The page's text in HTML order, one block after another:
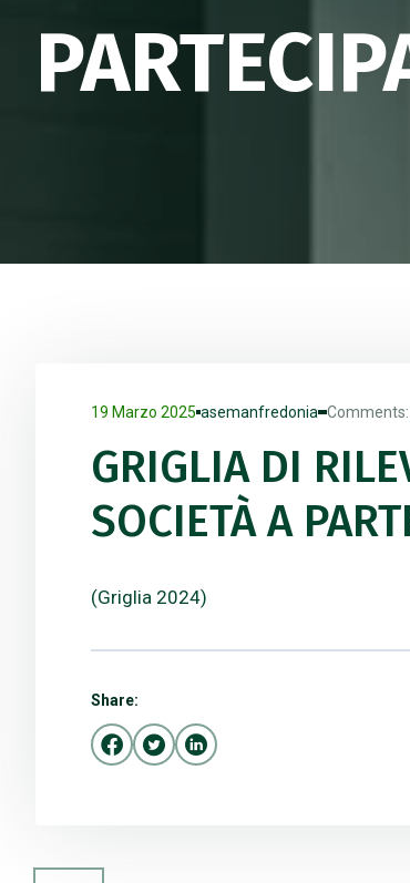
19 Marzo 2025 asemanfredonia Comments:
GRIGLIA DI
SOCIETÀ A
(Griglia 2024)
Share: